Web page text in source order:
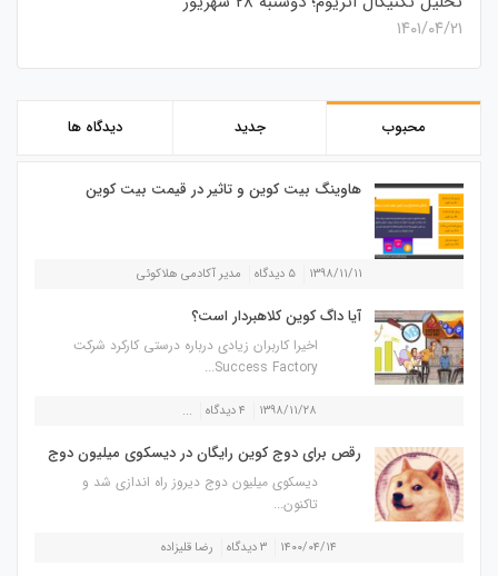
۱۴۰۱/۰۴/۲۱
محبوب جدید دیدگاه ها
هاوینگ بیت کوین و تاثیر در قیمت بیت کوین
۱۳۹۸/۱۱/۱۱ ۵ دیدگاه مدیر آکادمی هلاکوئی
آیا داگ کوین کلاهبردار است؟
اخیرا کاربران زیادی درباره درستی کارکرد شرکت
Success Factory...
۱۳۹۸/۱۱/۲۸ ۴ دیدگاه ...
رقص برای دوج کوین رایگان در دیسکوی میلیون دوج
دیسکوی میلیون دوج دیروز راه اندازی شد و
تاکنون...
۱۴۰۰/۰۴/۱۴ ۳ دیدگاه رضا قلیزاده